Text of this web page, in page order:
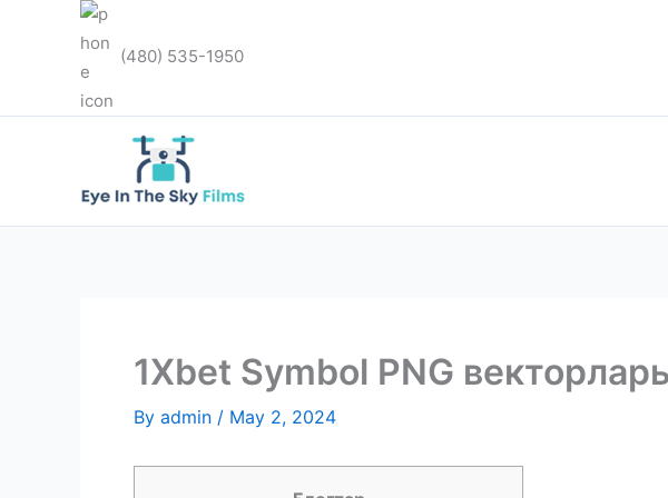
(480) 535-1950
1Xbet Symbol PNG
By admin / May 2, 2024